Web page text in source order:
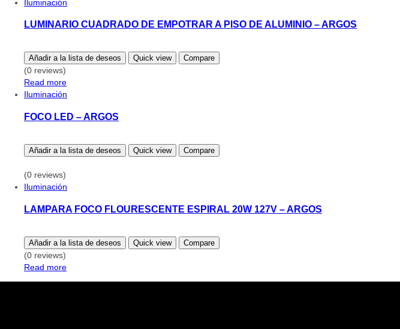
Iluminación
LUMINARIO CUADRADO DE EMPOTRAR A PISO DE ALUMINIO – ARGOS
Añadir a la lista de deseos Quick view Compare
(0 reviews)
Read more
Iluminación
FOCO LED – ARGOS
Añadir a la lista de deseos Quick view Compare
(0 reviews)
Iluminación
LAMPARA FOCO FLOURESCENTE ESPIRAL 20W 127V – ARGOS
Añadir a la lista de deseos Quick view Compare
(0 reviews)
Read more